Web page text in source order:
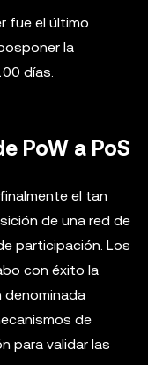
fue el último
la
días.
PoW a PoS
el tan
de una red de
participación. Los
con éxito la
denominada
de
para validar las